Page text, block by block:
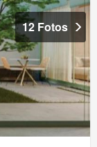
12 Fotos